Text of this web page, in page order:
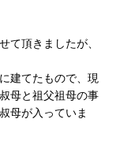
て頂きましたが、
建てたもので、現
母と祖父祖母の事
母が入っていま